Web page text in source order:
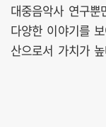
대중음악사 연구
다양한 이야기를
산으로서 가치가